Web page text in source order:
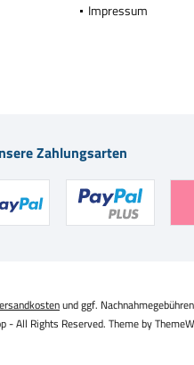
Impressum
Zahlungsarten
und ggf.
- All Rights Reserved. Theme by